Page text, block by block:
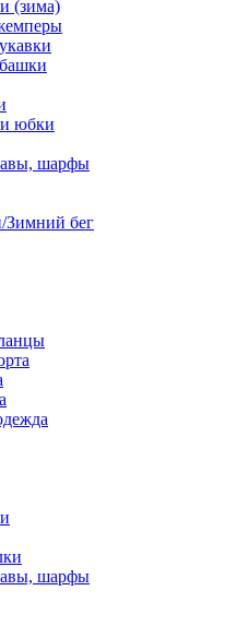
(зима)
юбки
шарфы
бег
шарфы